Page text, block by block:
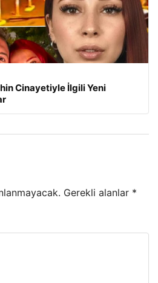
Cinayetiyle İlgili Yeni
Gerekli alanlar *